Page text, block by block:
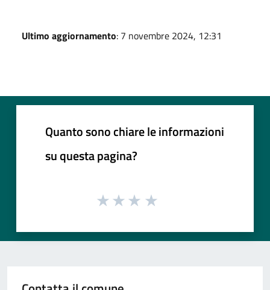
Ultimo aggiornamento: 7 novembre 2024, 12:31
Quanto sono chiare le informazioni
su questa pagina?